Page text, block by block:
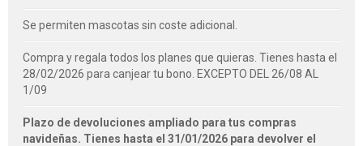
Se permiten mascotas sin coste adicional.
Compra y regala todos los planes que quieras. Tienes hasta el
28/02/2026 para canjear tu bono. EXCEPTO DEL 26/08 AL
1/09
Plazo de devoluciones ampliado para tus compras
navideñas. Tienes hasta el 31/01/2026 para devolver el